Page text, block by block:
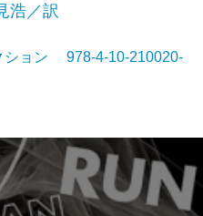
浩／訳
ション 978-4-10-210020-